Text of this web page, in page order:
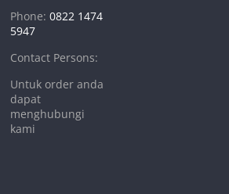
Phone:0822 1474
5947
Contact Persons:
Untuk order anda
dapat
menghubungi
kami